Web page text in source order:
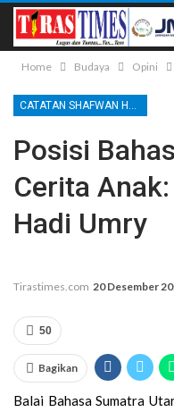
Home Budaya Opini
CATATAN SHAFWAN HADI UMRY
Posisi
Cerita
Hadi Umry
Tirastimes.com 20 Desember
50
Bagikan
Balai Bahasa Sumatra